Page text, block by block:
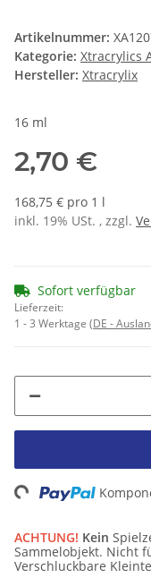
Artikelnummer:
Kategorie: Xtracrylics
Hersteller: Xtracrylix
16 ml
2,70 €
168,75 € pro 1 l
inkl. 19% USt. , zzgl.
Sofort verfügbar
Lieferzeit:
1 - 3 Werktage (DE -
ACHTUNG! Kein
Sammelobjekt. Nicht
Verschluckbare